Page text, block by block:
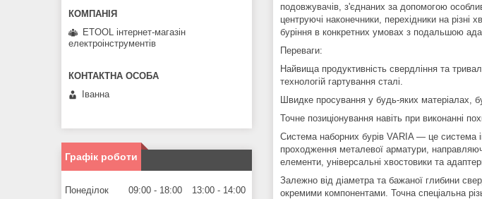
подовжувачів, з'єднаних за допомогою
центруючі наконечники, перехідники на
буріння в конкретних умовах з подальшою
Переваги:
Найвища продуктивність свердління та
технологій гартування сталі.
Швидке просування у будь-яких матеріалах,
Точне позиціонування навіть при виконанні
Система наборних бурів VARIA — це система
проходження металевої арматури,
елементи, універсальні хвостовики та
Залежно від діаметра та бажаної глибини
окремими компонентами. Точна спеціальна
ETOOL інтернет-магазін
електроінструментів
Іванна
Графік роботи
Понеділок 09:00 18:00 13:00
14:00